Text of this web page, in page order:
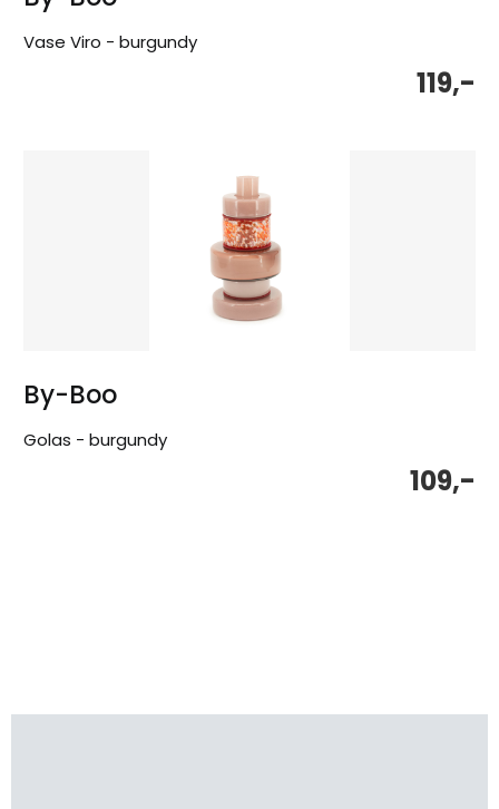
Vase Viro - burgundy
119,-
By-Boo
Golas - burgundy
109,-